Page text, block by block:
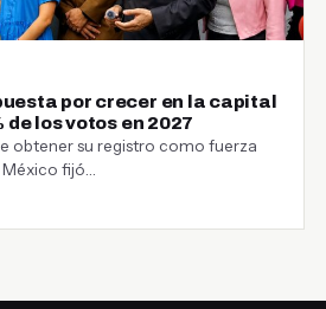
por crecer en la capital
los votos en 2027
obtener su registro como fuerza
fijó…